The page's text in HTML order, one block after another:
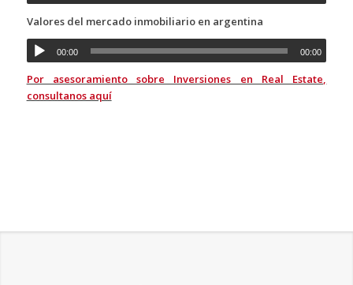
Valores del mercado inmobiliario en argentina
00:00 00:00
Por asesoramiento sobre Inversiones en Real Estate,
consultanos aquí